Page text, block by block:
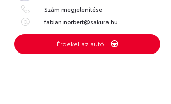
Szám megjelenítése
fabian.norbert@sakura.hu
Érdekel az autó